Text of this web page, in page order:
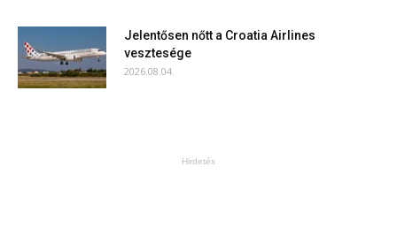
Jelentősen nőtt a Croatia Airlines
vesztesége
2026.08.04.
Hirdetés